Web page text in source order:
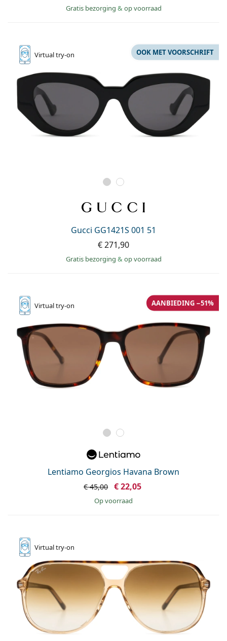
Gratis bezorging & op voorraad
Virtualtry-on
Gucci GG1421S 001 51
OOK MET VOORSCHRIFT
€ 271,90
Gratis bezorging & op voorraad
Virtualtry-on
Lentiamo Georgios Havana Brown
AANBIEDING −51%
€ 45,00 € 22,05
op voorraad
Virtualtry-on